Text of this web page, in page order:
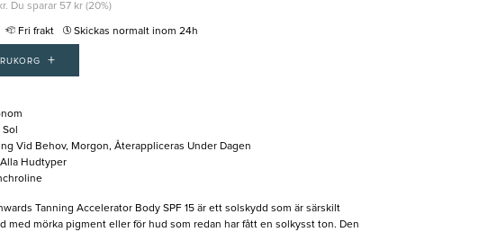
Du sparar 57 kr (20%)
Fri frakt Skickas normalt inom 24h
+
Sol
Vid Behov, Morgon, Återappliceras Under Dagen
Alla Hudtyper
Tanning Accelerator Body SPF 15 är ett solskydd som är särskilt
med mörka pigment eller för hud som redan har fått en solkysst ton. Den